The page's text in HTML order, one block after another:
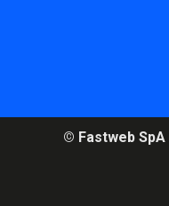
© Fastweb SpA